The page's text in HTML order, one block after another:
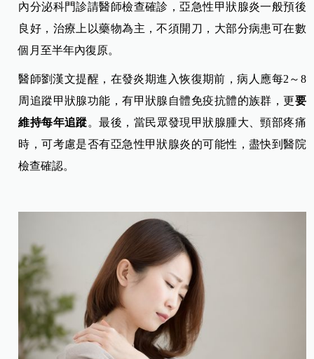
內分泌科門診請醫師檢查確診，亞急性甲狀腺炎一般預後
良好，治療上以藥物為主，不須開刀，大部分病患可在數
個月至半年內復原。
醫師劉漢文提醒，在發炎期進入恢復期前，病人應每2～8
周追蹤甲狀腺功能，有甲狀腺自體免疫抗體的族群，更要
維持每年追蹤。最後，當民眾發現甲狀腺腫大、頸部疼痛
時，可考慮是否有亞急性甲狀腺炎的可能性，盡快到醫院
檢查確認。